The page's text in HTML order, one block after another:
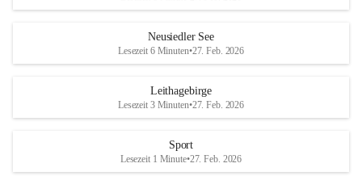
d
S
vor den prognostizierten Ernteausfällen
und den daraus folgenden wirtschaftlichen
Maßnahmen zur Bekämpfung
Rebe und der Amerikanischen
d
r
S
Neusiedler See
Lesezeit 6 Minuten•27. Feb. 2026
Leithagebirge
Lesezeit 3 Minuten•27. Feb. 2026
Sport
Lesezeit 1 Minute•27. Feb. 2026